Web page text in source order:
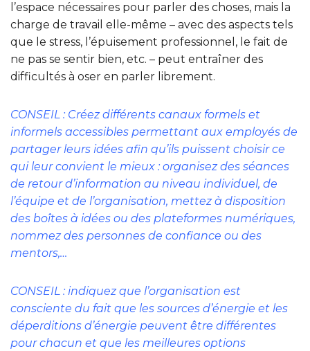
l’espace nécessaires pour parler des choses, mais la
charge de travail elle-même – avec des aspects tels
que le stress, l’épuisement professionnel, le fait de
ne pas se sentir bien, etc. – peut entraîner des
difficultés à oser en parler librement.
CONSEIL : Créez différents canaux formels et
informels accessibles permettant aux employés de
partager leurs idées afin qu’ils puissent choisir ce
qui leur convient le mieux : organisez des séances
de retour d’information au niveau individuel, de
l’équipe et de l’organisation, mettez à disposition
des boîtes à idées ou des plateformes numériques,
nommez des personnes de confiance ou des
mentors,…
CONSEIL : indiquez que l’organisation est
consciente du fait que les sources d’énergie et les
déperditions d’énergie peuvent être différentes
pour chacun et que les meilleures options